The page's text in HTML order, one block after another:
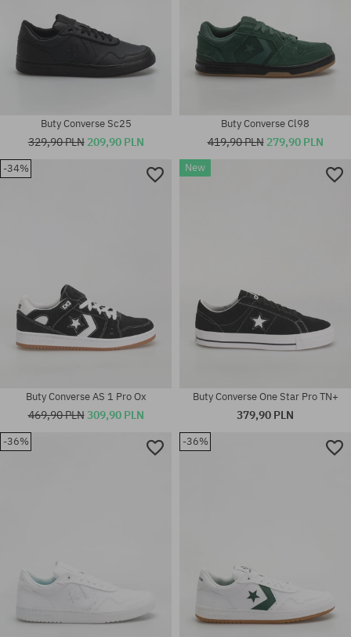
Dostępne rozmiary:
Buty Converse Sc25
329,90 PLN 209,90 PLN
Buty Converse Cl98
419,90 PLN 279,90 PLN
-34%
Buty Converse AS 1 Pro Ox
469,90 PLN309,90 PLN
New
Buty Converse One Star Pro TN+
379,90 PLN
-36% -36%